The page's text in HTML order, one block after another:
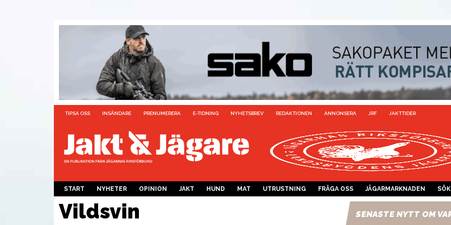
TIPSA OSS INSÄNDARE PRENUMERERA E-TIDNING NYHETSBREV REDAKTIONEN ANNONSERA JRF JAKTTIDER
START NYHETER OPINION JAKT HUND MAT UTRUSTNING FRÅGA OSS JÄGARMARKNADEN SÖK
Vildsvin SENASTE NYTT OM